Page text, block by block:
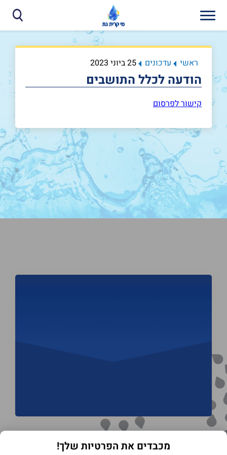
ראשי עדכונים 25 ביוני 2023
הודעה לכלל התושבים
קישור לפרסום
מכבדים את הפרטיות שלך!